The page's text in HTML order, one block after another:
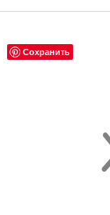
Сохранить